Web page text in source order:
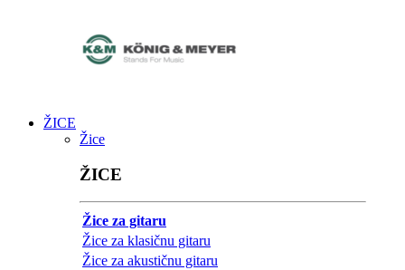
ŽICE
Žice
ŽICE
Žice za gitaru
Žice za klasičnu gitaru
Žice za akustičnu gitaru